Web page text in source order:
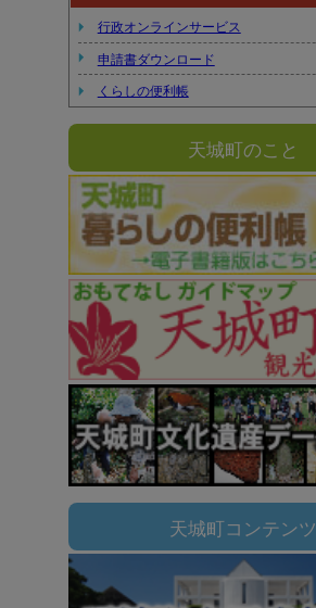
行政オンラインサービス
申請書ダウンロード
くらしの便利帳
天城町のこと
天城町コンテンツ